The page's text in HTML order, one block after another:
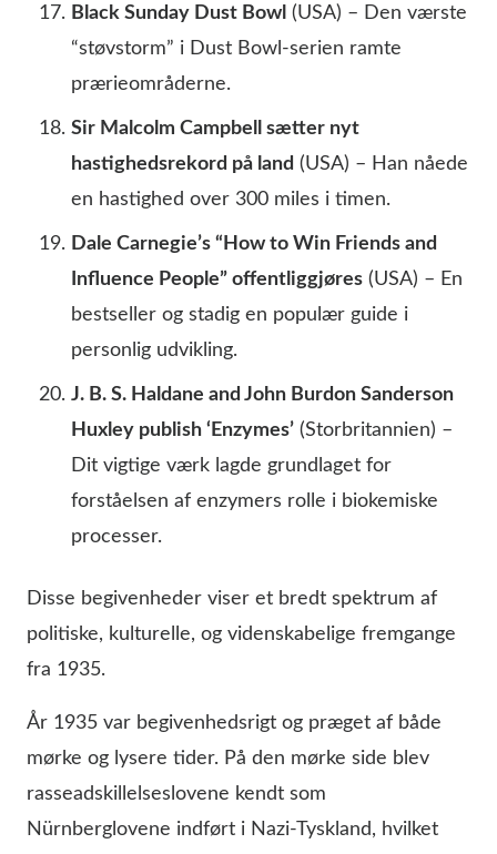
Black Sunday Dust Bowl (USA) – Den værste
“støvstorm” i Dust Bowl-serien ramte
prærieområderne.
Sir Malcolm Campbell sætter nyt
hastighedsrekord på land (USA) – Han nåede
en hastighed over 300 miles i timen.
Dale Carnegie’s “How to Win Friends and
Influence People” offentliggjøres (USA) – En
bestseller og stadig en populær guide i
personlig udvikling.
J. B. S. Haldane and John Burdon Sanderson
Huxley publish ‘Enzymes’ (Storbritannien) –
Dit vigtige værk lagde grundlaget for
forståelsen af enzymers rolle i biokemiske
processer.
Disse begivenheder viser et bredt spektrum af
politiske, kulturelle, og videnskabelige fremgange
fra 1935.
År 1935 var begivenhedsrigt og præget af både
mørke og lysere tider. På den mørke side blev
rasseadskillelseslovene kendt som
Nürnberglovene indført i Nazi-Tyskland, hvilket